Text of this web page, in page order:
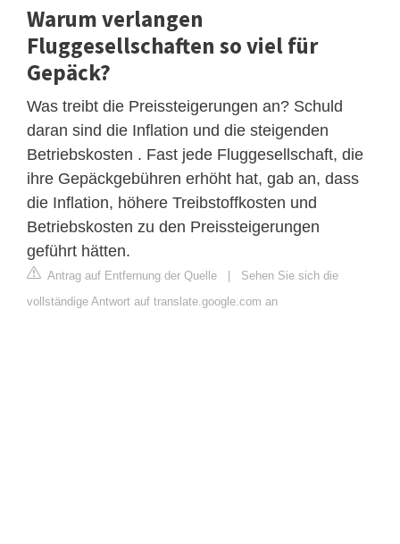
Warum verlangen
Fluggesellschaften so viel für
Gepäck?
Was treibt die Preissteigerungen an? Schuld
daran sind die Inflation und die steigenden
Betriebskosten . Fast jede Fluggesellschaft, die
ihre Gepäckgebühren erhöht hat, gab an, dass
die Inflation, höhere Treibstoffkosten und
Betriebskosten zu den Preissteigerungen
geführt hätten.
Antrag auf Entfernung der Quelle | Sehen Sie sich die
vollständige Antwort auf translate.google.com an